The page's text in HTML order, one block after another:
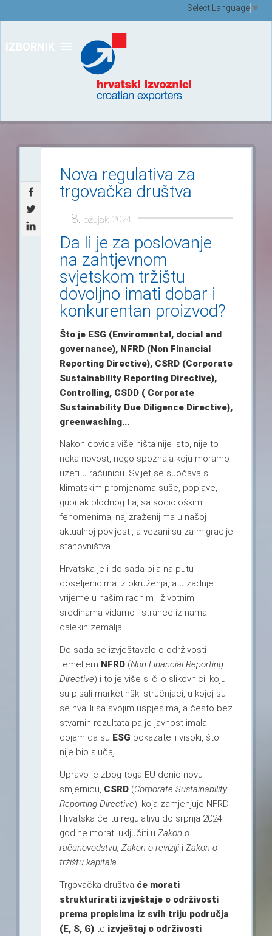
IZBORNIK
Select Language ▼
Nova regulativa za
trgovačka društva
8. ožujak 2024.
Da li je za poslovanje
na zahtjevnom
svjetskom tržištu
dovoljno imati dobar i
konkurentan proizvod?
Što je ESG (Enviromental, docial and
governance), NFRD (Non Financial
Reporting Directive), CSRD (Corporate
Sustainability Reporting Directive),
Controlling, CSDD ( Corporate
Sustainability Due Diligence Directive),
greenwashing...
Nakon covida više ništa nije isto, nije to
neka novost, nego spoznaja koju moramo
uzeti u računicu. Svijet se suočava s
klimatskim promjenama suše, poplave,
gubitak plodnog tla, sa sociološkim
fenomenima, najizraženijima u našoj
aktualnoj povijesti, a vezani su za migracije
stanovništva.
Hrvatska je i do sada bila na putu
doseljenicima iz okruženja, a u zadnje
vrijeme u našim radnim i životnim
sredinama viđamo i strance iz nama
dalekih zemalja.
Do sada se izvještavalo o održivosti
temeljem NFRD(Non Financial Reporting
Directive) i to je više sličilo slikovnici, koju
su pisali marketinški stručnjaci, u kojoj su
se hvalili sa svojim uspjesima, a često bez
stvarnih rezultata pa je javnost imala
dojam da su ESG pokazatelji visoki, što
nije bio slučaj.
Upravo je zbog toga EU donio novu
smjernicu, CSRD(Corporate Sustainability
Reporting Directive), koja zamjenjuje NFRD.
Hrvatska će tu regulativu do srpnja 2024.
godine morati uključiti u Zakon o
računovodstvu, Zakon o revizijii Zakon o
tržištu kapitala.
Trgovačka društva će morati
strukturirati izvještaje o održivosti
prema propisima iz svih triju područja
(E, S, G)te izvještaj o održivosti